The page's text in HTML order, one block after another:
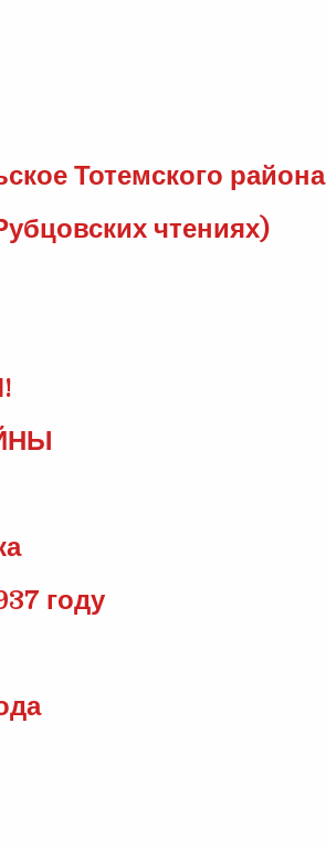
Тотемского района
чтениях)
году